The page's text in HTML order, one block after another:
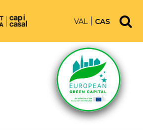
VAL CAS